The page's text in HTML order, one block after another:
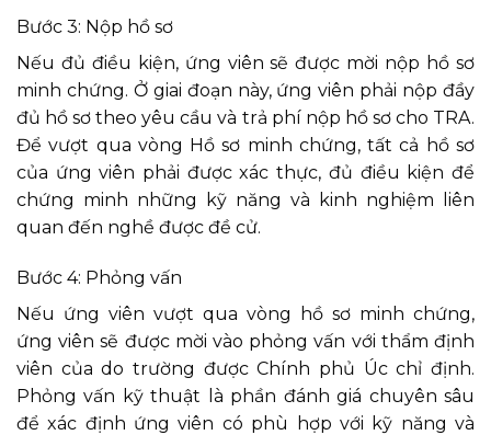
Bước 3: Nộp hồ sơ
Nếu đủ điều kiện, ứng viên sẽ được mời nộp hồ sơ
minh chứng. Ở giai đoạn này, ứng viên phải nộp đầy
đủ hồ sơ theo yêu cầu và trả phí nộp hồ sơ cho TRA.
Để vượt qua vòng Hồ sơ minh chứng, tất cả hồ sơ
của ứng viên phải được xác thực, đủ điều kiện để
chứng minh những kỹ năng và kinh nghiệm liên
quan đến nghề được đề cử.
Bước 4: Phỏng vấn
Nếu ứng viên vượt qua vòng hồ sơ minh chứng,
ứng viên sẽ được mời vào phỏng vấn với thẩm định
viên của do trường được Chính phủ Úc chỉ định.
Phỏng vấn kỹ thuật là phần đánh giá chuyên sâu
để xác định ứng viên có phù hợp với kỹ năng và